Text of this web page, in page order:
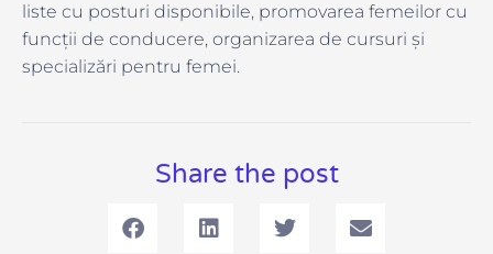
liste cu posturi disponibile, promovarea femeilor cu
funcții de conducere, organizarea de cursuri și
specializări pentru femei.
Share the post